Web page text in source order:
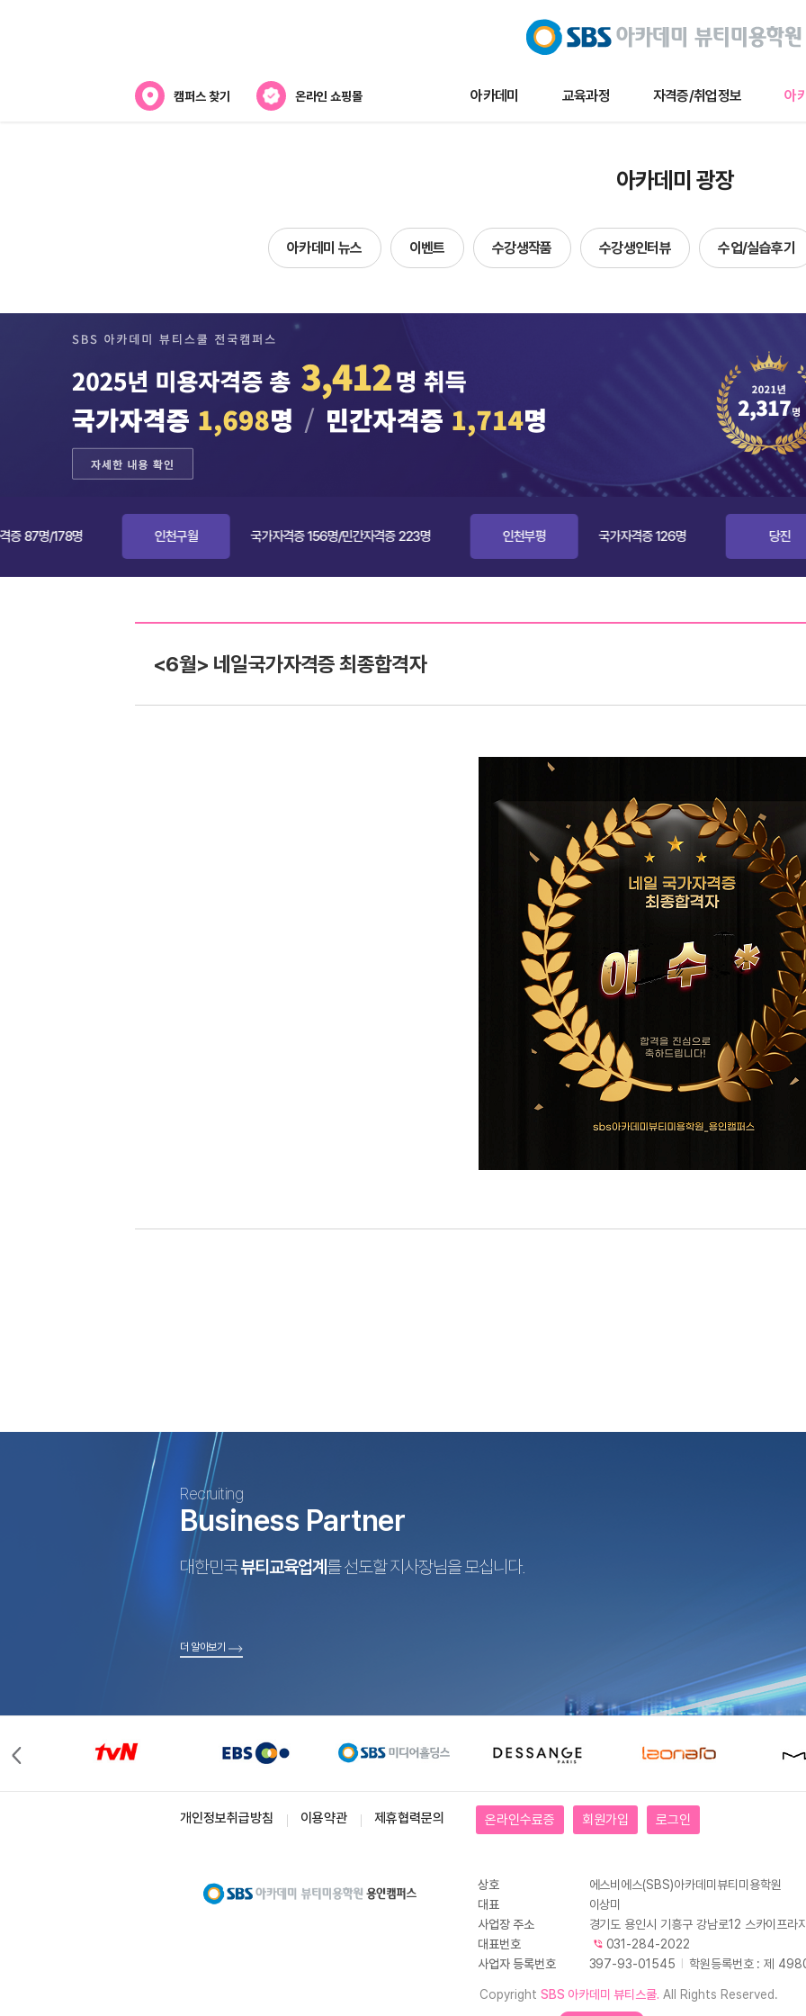
캠퍼스 찾기 온라인 쇼핑몰 아카데미 교육과정 자격증/취업정보 아
캠퍼스위치
네일아트
헤어
채용/취업정보
자격증정보
자료실
이벤트
수강생작
합격자현
방송국견학/
아카데미 광장
아카데미 뉴스 이벤트 수강생작품 수강생인터뷰 수업/실습후기
명 국가자격증 156명/민간자격증 223명 국가자격증 126명
<6월> 네일국가자격증 최종합격자
Recruiting
Business Partner
대한민국뷰티교육업계 를 선도할 지사장님을 모십니다.
더 알아보기
개인정보취급방침 이용약관 제휴협력문의 온라인수료증 회원가입 로그인
상호
에스비에스(SBS)아카데미뷰티미용학원
대표
이상미
사업장 주소
경기도 용인시 기흥구 강남로12 스카이프라
대표번호
031-284-2022
사업자 등록번호
397-93-01545 학원등록번호 : 제
Copyright SBS 아카데미 뷰티스쿨. All Rights Reserved.